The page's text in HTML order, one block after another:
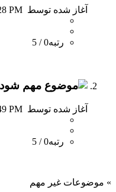
آغاز شده توسط PM
رتبه0 / 5
آغاز شده توسط PM
رتبه0 / 5
» موضوعات غیر مهم